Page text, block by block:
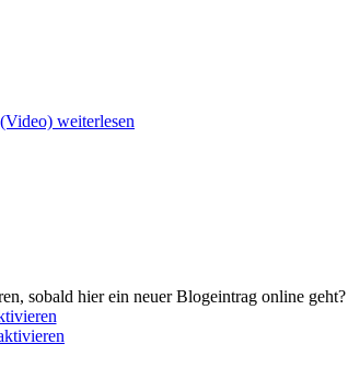
weiterlesen
sobald hier ein neuer Blogeintrag online geht?